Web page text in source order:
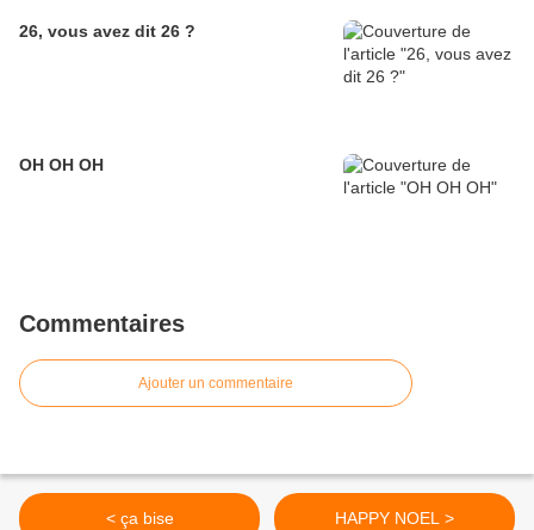
26, vous avez dit 26 ?
OH OH OH
Commentaires
Ajouter un commentaire
< ça bise HAPPY NOEL >